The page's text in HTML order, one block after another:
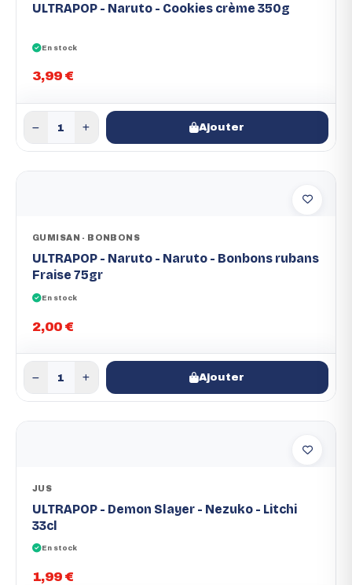
ULTRAPOP - Naruto - Cookies crème 350g
En stock
3,99 €
Ajouter
GUMISAN - BONBONS
ULTRAPOP - Naruto - Naruto - Bonbons rubans
Fraise 75gr
En stock
2,00 €
Ajouter
JUS
ULTRAPOP - Demon Slayer - Nezuko - Litchi
33cl
En stock
1,99 €